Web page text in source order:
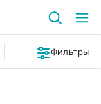
Фильтры